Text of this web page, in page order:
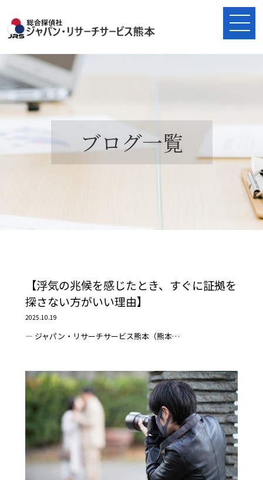
ブログ一覧
【浮気の兆候を感じたとき、すぐに証拠を
探さない方がいい理由】
2025.10.19
― ジャパン・リサーチサービス熊本（熊本…